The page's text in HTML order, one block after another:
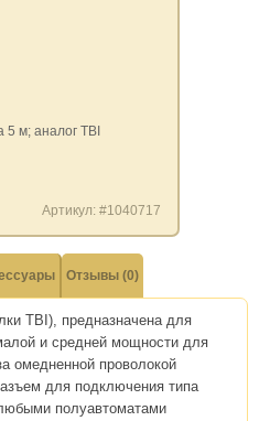
м; аналог TBI
Артикул: #1040717
Отзывы (0)
TBI), предназначена для
и средней мощности для
омедненной проволокой
для подключения типа
полуавтоматами